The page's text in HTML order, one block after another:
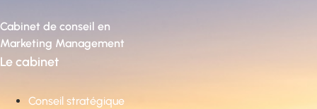
Cabinet de conseil en
Marketing Management
Le cabinet
Conseil stratégique